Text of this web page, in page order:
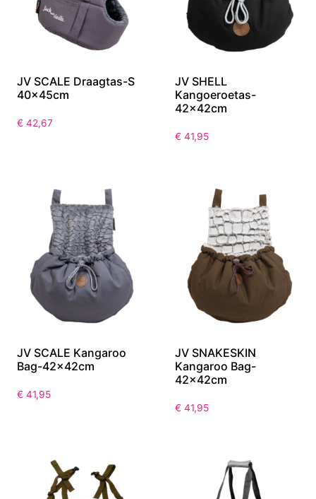
JV SCALE Draagtas-S
40x45cm
€ 42,67
JV SHELL
Kangoeroetas-
42x42cm
€ 41,95
JV SCALE Kangaroo
Bag-42x42cm
€ 41,95
JV SNAKESKIN
Kangaroo Bag-
42x42cm
€ 41,95